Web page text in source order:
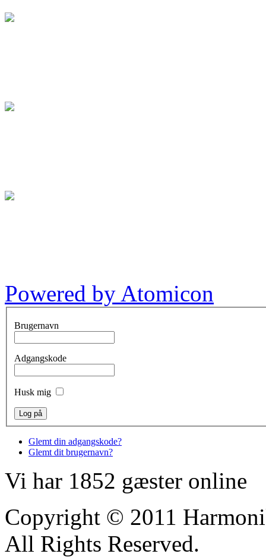
Powered by Atomicon
Brugernavn
Adgangskode
Husk mig
Glemt din adgangskode?
Glemt dit brugernavn?
Vi har 1852 gæster online
Copyright © 2011
All Rights Reserved.